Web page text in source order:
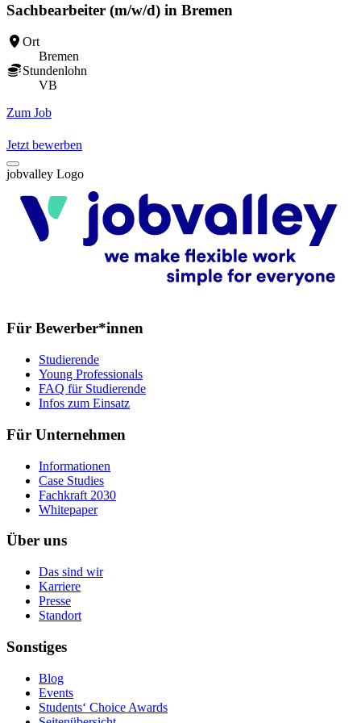
Sachbearbeiter (m/w/d) in Bremen
Ort
Bremen
Stundenlohn
VB
Zum Job
Jetzt bewerben
jobvalley Logo
Für Bewerber*innen
Studierende
Young Professionals
FAQ für Studierende
Infos zum Einsatz
Für Unternehmen
Informationen
Case Studies
Fachkraft 2030
Whitepaper
Über uns
Das sind wir
Karriere
Presse
Standort
Sonstiges
Blog
Events
Students‘ Choice Awards